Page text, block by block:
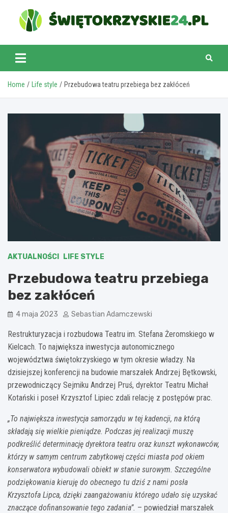
content
swietokrzyskie24.pl
Home Life style Przebudowa teatru przebiega bez zakłóceń
AKTUALNOŚCI LIFE STYLE
Przebudowa teatru przebiega
bez zakłóceń
4 maja 2023 Sebastian Adamczewski
Restrukturyzacja i rozbudowa Teatru im. Stefana Żeromskiego w
Kielcach. To największa inwestycja autonomicznego
województwa świętokrzyskiego w tym okresie władzy. Na
dzisiejszej konferencji na budowie marszałek Andrzej Bętkowski,
przewodniczący Sejmiku Andrzej Pruś, dyrektor Teatru Michał
Kotański i poseł Krzysztof Lipiec zdali relację z postępów prac.
„To największa inwestycja samorządu w tej kadencji, na którą
składają się wielkie pieniądze. Podczas jej realizacji muszę
podkreślić determinację dyrektora teatru oraz kunszt wykonawców,
którzy w samym centrum zabytkowej części miasta pod okiem
konserwatora wybudowali obiekt w stanie surowym. Szczególne
podziękowania kieruję do obecnego tu dziś z nami posła
Krzysztofa Lipca, dzięki zaangażowaniu którego udało się uzyskać
znaczące dofinansowanie tego zadania”. – powiedział marszałek